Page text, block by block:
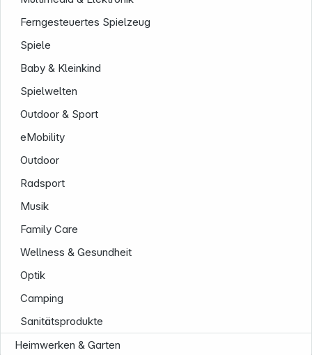
Ferngesteuertes Spielzeug
Spiele
Baby & Kleinkind
Spielwelten
Outdoor & Sport
eMobility
Outdoor
Radsport
Musik
Family Care
Wellness & Gesundheit
Optik
Camping
Sanitätsprodukte
Heimwerken & Garten